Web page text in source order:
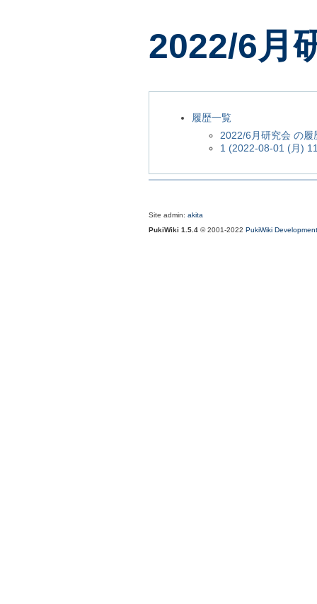
2022/6月
履歴一覧
2022/6月研究会 の履
1 (2022-08-01 (月)
Site admin: akita
PukiWiki 1.5.4 © 2001-2022 PukiWiki